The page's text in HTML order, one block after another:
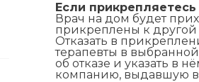
Если
Врач на дом будет
прикреплены к другой
Отказать в
терапевты в
об отказе и указать в
компанию, выдавшую